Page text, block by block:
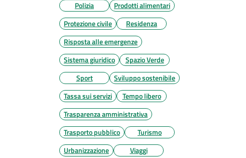
Polizia
Prodotti alimentari
Protezione civile
Residenza
Risposta alle emergenze
Sistema giuridico
Spazio Verde
Sport
Sviluppo sostenibile
Tassa sui servizi
Tempo libero
Trasparenza amministrativa
Trasporto pubblico
Turismo
Urbanizzazione
Viaggi